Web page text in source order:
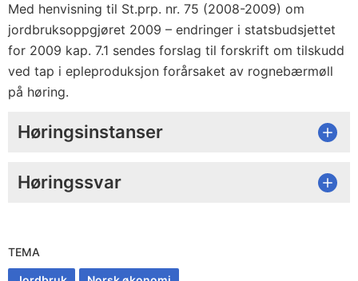
Med henvisning til St.prp. nr. 75 (2008-2009) om
jordbruksoppgjøret 2009 – endringer i statsbudsjettet
for 2009 kap. 7.1 sendes forslag til forskrift om tilskudd
ved tap i epleproduksjon forårsaket av rognebærmøll
på høring.
Høringsinstanser
Høringssvar
TEMA